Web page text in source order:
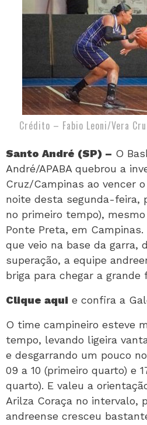
Crédito – Fabio Leoni/Vera
Santo André (SP) – O
André/APABA quebrou a
Cruz/Campinas ao vencer
noite desta segunda-feira,
no primeiro tempo),
Ponte Preta, em
que veio na base da garra,
superação, a equipe
briga para chegar a grande
Clique aqui e confira a
O time campineiro esteve
tempo, levando ligeira
e desgarrando um pouco
09 a 10 (primeiro quarto) e
quarto). E valeu a
Arilza Coraça no intervalo,
andreense cresceu